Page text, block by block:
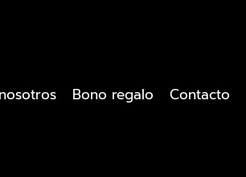
Bono regalo Contacto